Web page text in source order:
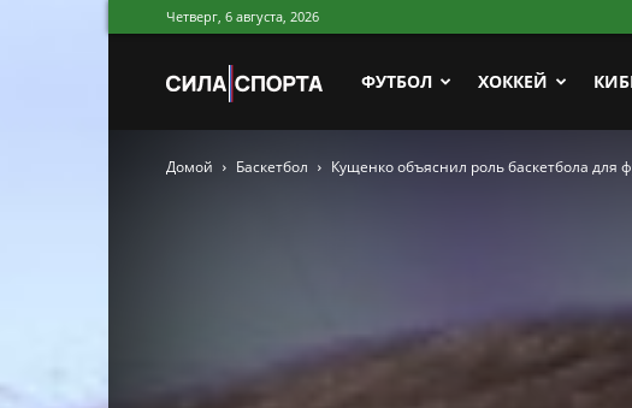
Четверг, 6 августа, 2026
Сила
Спорта
ФУТБОЛ ХОККЕЙ
Домой Баскетбол Кущенко объяснил роль баскетбола для